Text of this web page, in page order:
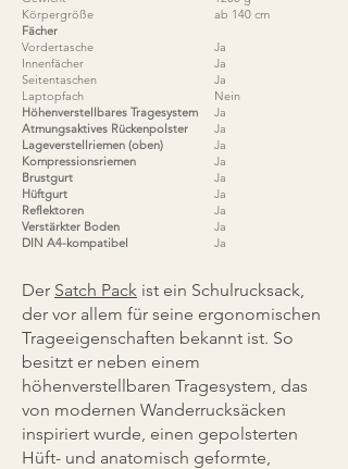
Körpergröße
Fächer
Vordertasche
Innenfächer
Seitentaschen
Laptopfach
Höhenverstellbares Tragesystem
Atmungsaktives Rückenpolster
Lageverstellriemen (oben)
Kompressionsriemen
Brustgurt
Hüftgurt
Reflektoren
Verstärkter Boden
DIN A4-kompatibel
ab 140 cm
Ja
Ja
Ja
Nein
Ja
Ja
Ja
Ja
Ja
Ja
Ja
Ja
Ja
Der Satch Pack ist ein Schulrucksack,
der vor allem für seine ergonomischen
Trageeigenschaften bekannt ist. So
besitzt er neben einem
höhenverstellbaren Tragesystem, das
von modernen Wanderrucksäcken
inspiriert wurde, einen gepolsterten
Hüft- und anatomisch geformte,